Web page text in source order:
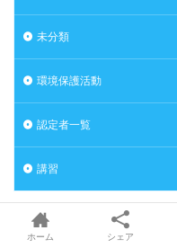
未分類
環境保護活動
認定者一覧
講習
ホーム シェア